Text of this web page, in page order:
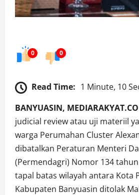
0 0
Read Time: 1 Minute, 10
BANYUASIN,
judicial review atau uji materiil
warga Perumahan Cluster
dibatalkan Peraturan Menteri
(Permendagri) Nomor 134
tapal batas wilayah antara Kota
Kabupaten Banyuasin ditolak